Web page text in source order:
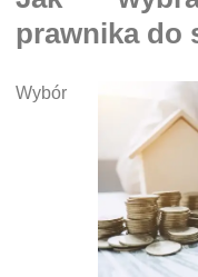
prawnika do
Wybór